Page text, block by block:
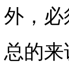
外，
总的